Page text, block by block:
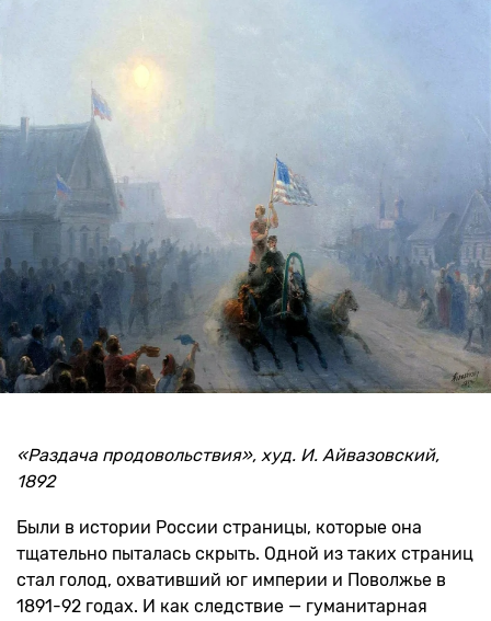
«Раздача продовольствия», худ. И. Айвазовский,
1892
Были в истории России страницы, которые она
тщательно пыталась скрыть. Одной из таких страниц
стал голод, охвативший юг империи и Поволжье в
1891-92 годах. И как следствие — гуманитарная